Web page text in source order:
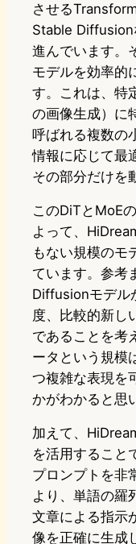
させる
Stable Diffusion
進んでいます。
モデルを効率的
す。これは、特
の画像生成）に
呼ばれる複数の
情報に応じて最
その部分だけを
このDiTとMoE
よって、
もない規模のモ
ています。参考
Diffusionモデル
度、比較的新し
であることを考
ータという規模
つ複雑な表現を
かがわかると思
加えて、
を活用すること
プロンプトを非
より、単語の羅
文章による指示
像を正確に生成